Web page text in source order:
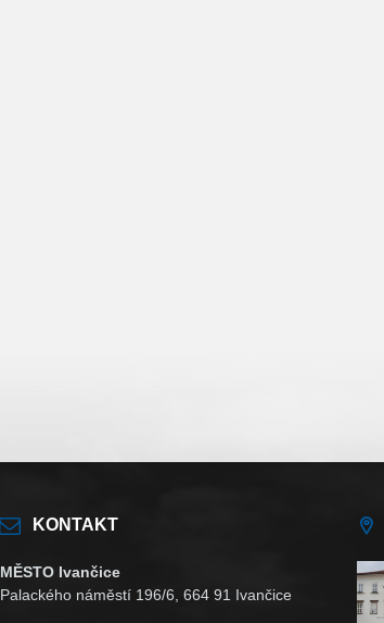
KONTAKT
MĚSTO Ivančice
Palackého náměstí 196/6, 664 91 Ivančice